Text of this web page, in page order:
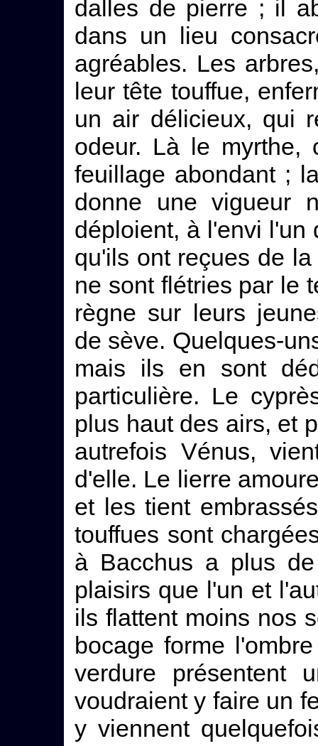
dalles de pierre ; il
dans un lieu
agréables. Les
leur tête touffue,
un air délicieux, qui
odeur. Là le myrthe,
feuillage abondant ;
donne une vigueur
déploient, à l'envi l'un
qu'ils ont reçues de
ne sont flétries par le
règne sur leurs
de sève. Quelques-
mais ils en sont
particulière. Le
plus haut des airs, et
autrefois Vénus,
d'elle. Le lierre
et les tient
touffues sont
à Bacchus a plus
plaisirs que l'un et
ils flattent moins nos
bocage forme
verdure présentent
voudraient y faire un
y viennent